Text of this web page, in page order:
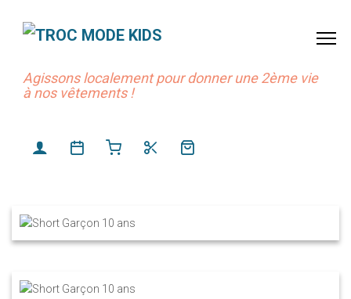
Agissons localement pour donner une 2ème vie
à nos vêtements !